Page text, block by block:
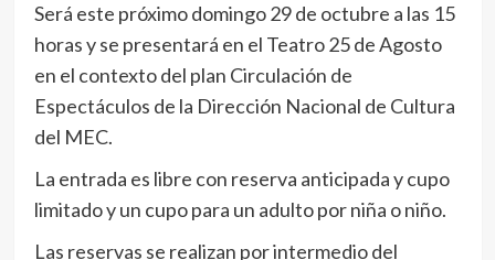
Será este próximo domingo 29 de octubre a las 15
horas y se presentará en el Teatro 25 de Agosto
en el contexto del plan Circulación de
Espectáculos de la Dirección Nacional de Cultura
del MEC.
La entrada es libre con reserva anticipada y cupo
limitado y un cupo para un adulto por niña o niño.
Las reservas se realizan por intermedio del